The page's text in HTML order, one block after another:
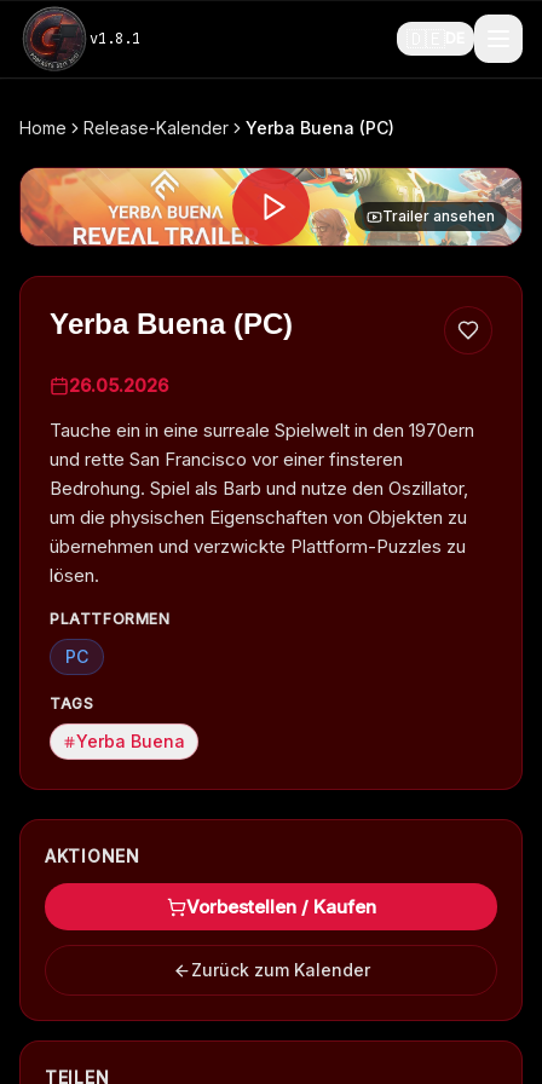
v1.8.1
Home Release-Kalender Yerba Buena (PC)
Trailer ansehen
Yerba Buena (PC)
26.05.2026
Tauche ein in eine surreale Spielwelt in den 1970ern
und rette San Francisco vor einer finsteren
Bedrohung. Spiel als Barb und nutze den Oszillator,
um die physischen Eigenschaften von Objekten zu
übernehmen und verzwickte Plattform-Puzzles zu
lösen.
PLATTFORMEN
PC
TAGS
Yerba Buena
AKTIONEN
Vorbestellen / Kaufen
Zurück zum Kalender
TEILEN